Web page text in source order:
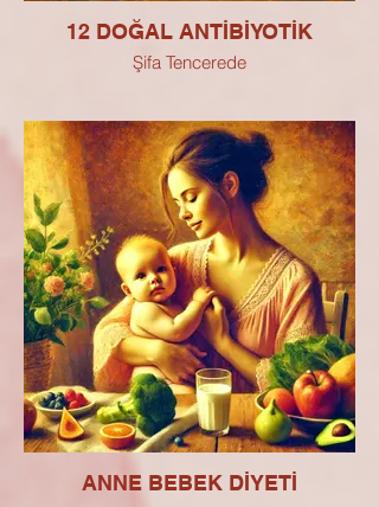
12 DOĞAL ANTİBİYOTİK
Şifa Tencerede
ANNE BEBEK DİYETİ